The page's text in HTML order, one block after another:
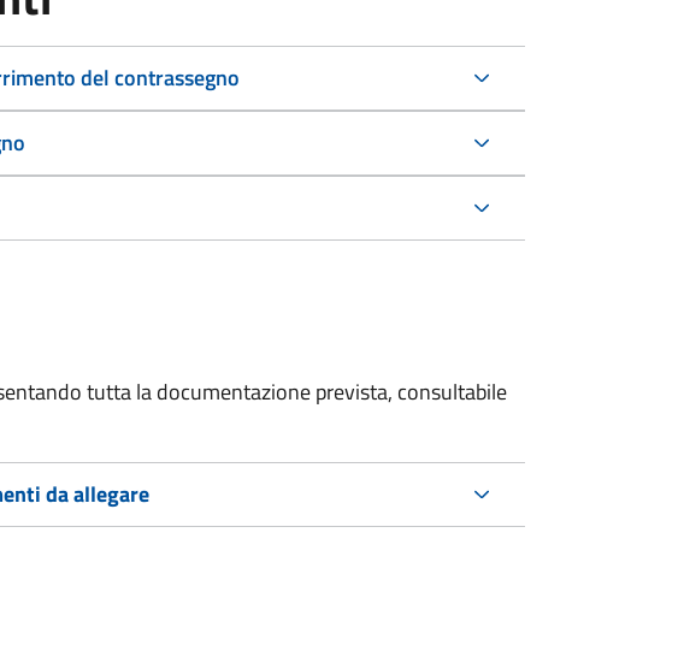
del contrassegno
tutta la documentazione prevista, consultabile
da allegare